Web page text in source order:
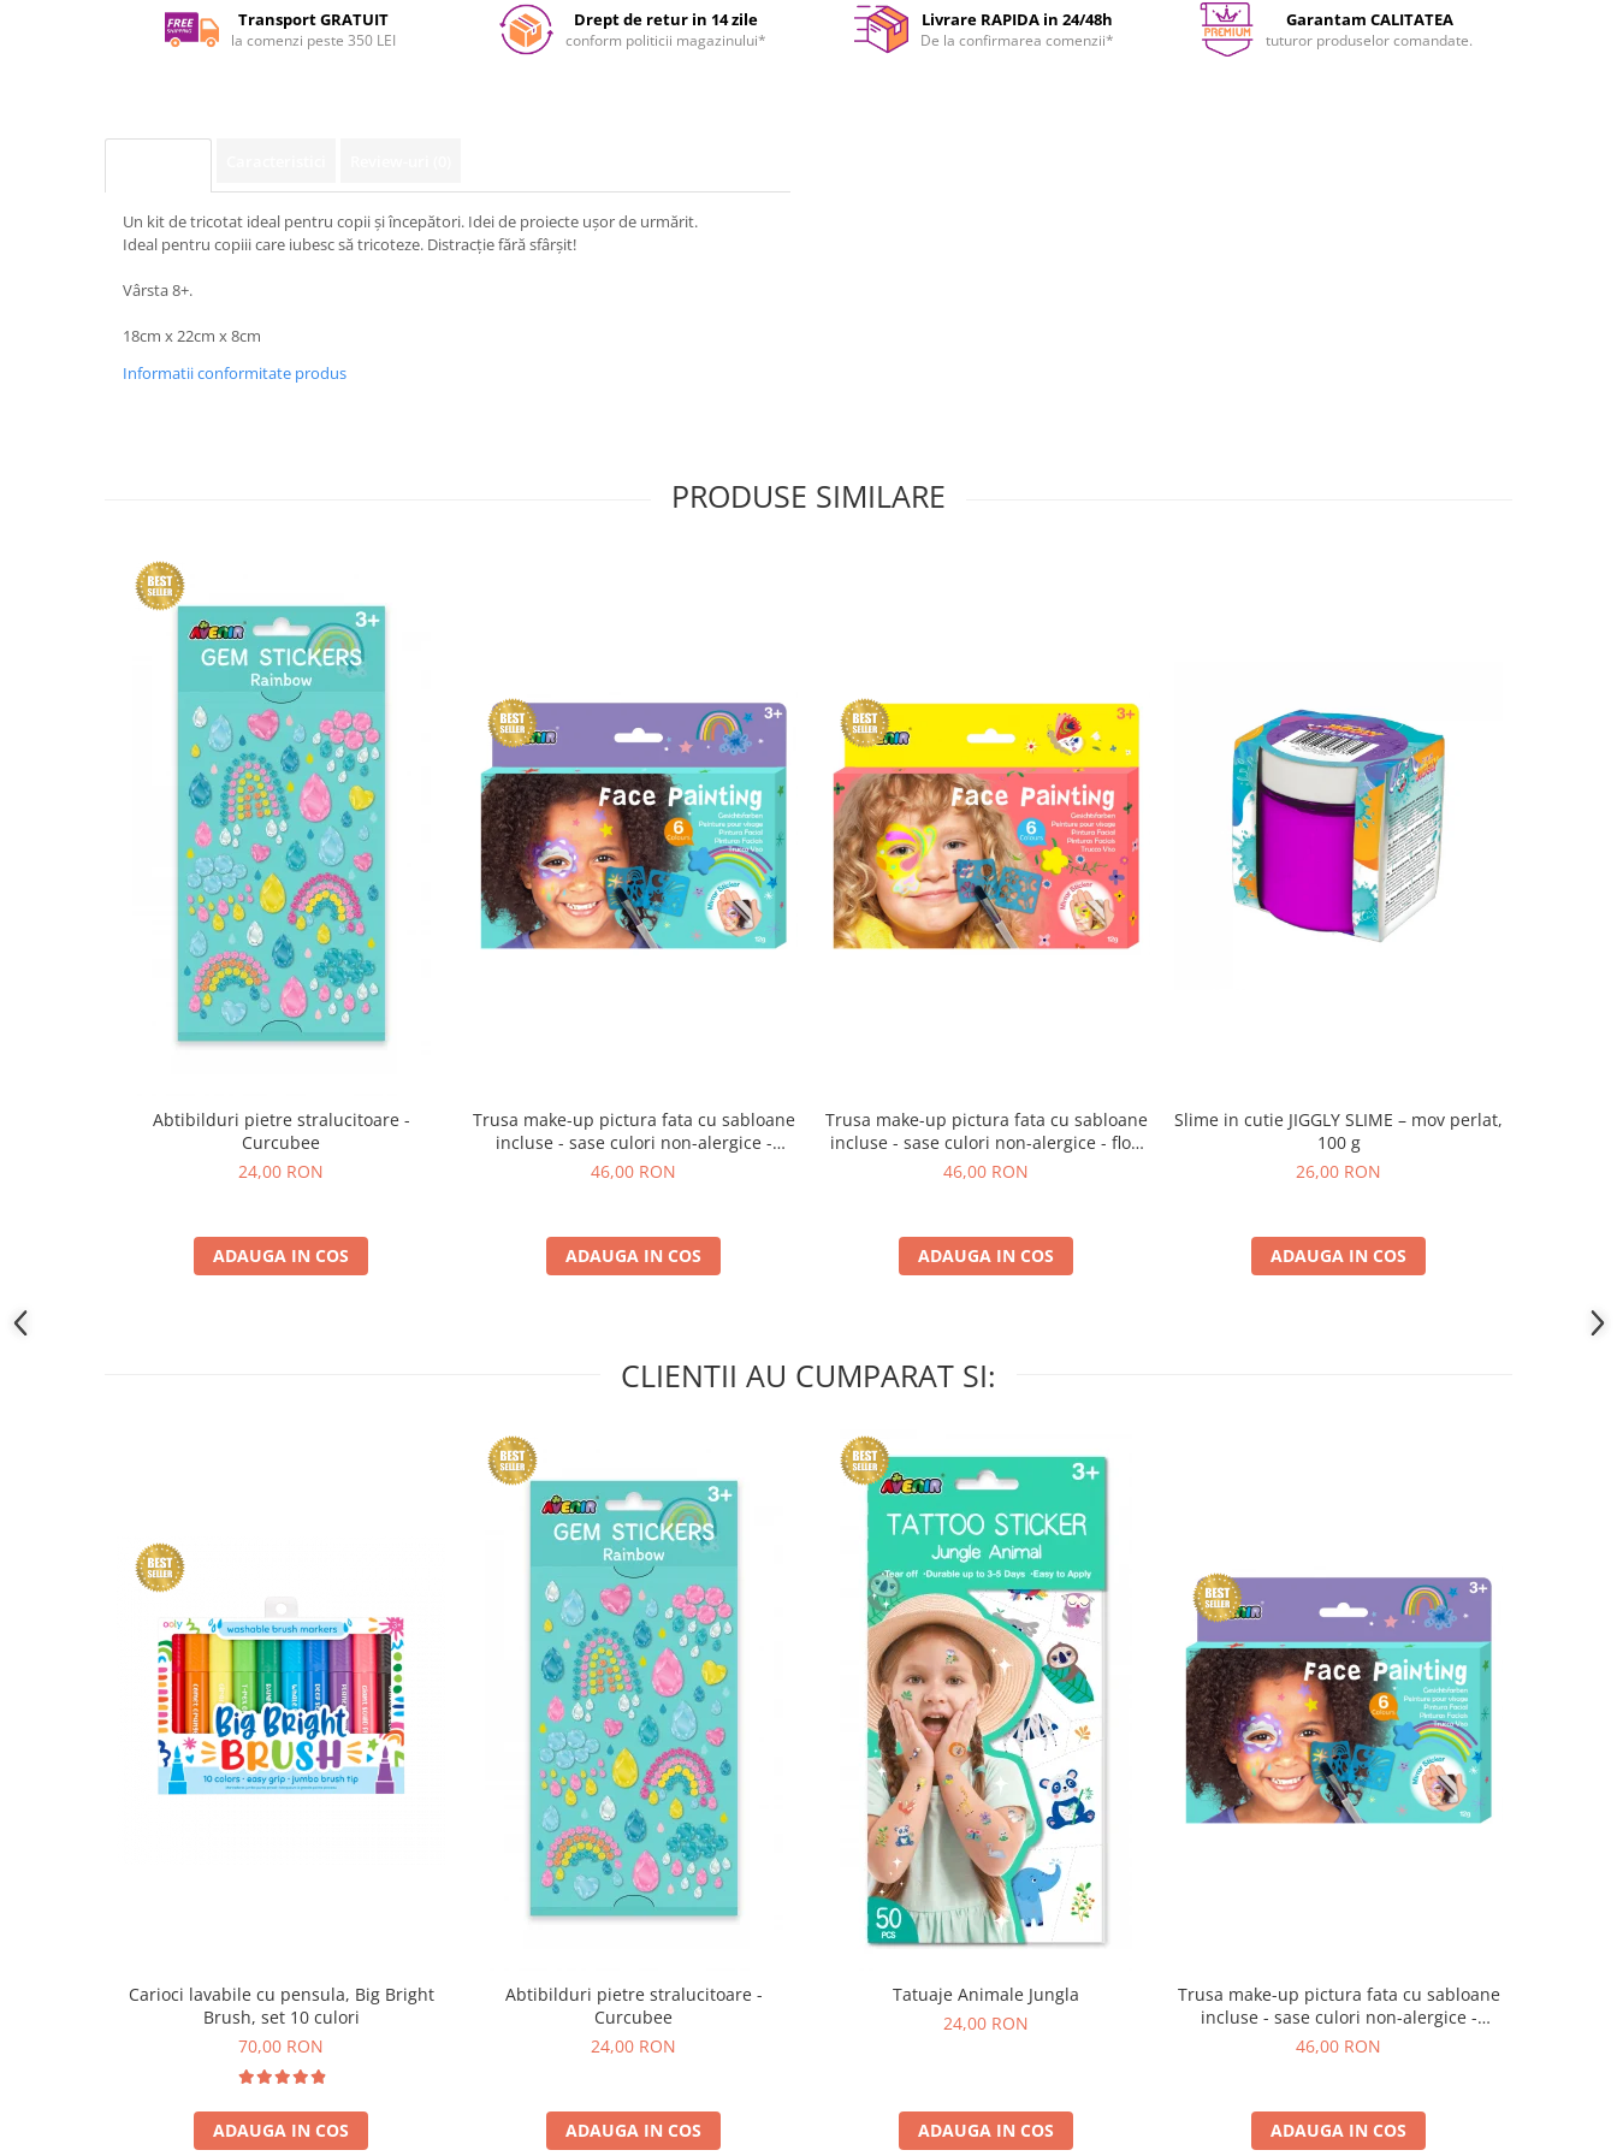
Facebook
Transport GRATUIT
la comenzi peste 350 LEI
Drept de retur in 14 zile
conform politicii magazinului*
Livrare RAPIDA in 24/48h
De la confirmarea comenzii*
Garantam CALITATEA
tuturor produselor comandate.
Un kit de tricotat ideal pentru copii și începători. Idei de proiecte ușor de urmărit.
Ideal pentru copiii care iubesc să tricoteze. Distracție fără sfârșit!
Vârsta 8+.
18cm x 22cm x 8cm
Informatii conformitate produs
PRODUSE SIMILARE
Abtibilduri pietre stralucitoare -
Curcubee
24,00 RON
ADAUGA IN COS
Trusa make-up pictura fata cu sabloane
incluse - sase culori non-alergice -
curcubeu si stele
46,00 RON
ADAUGA IN COS
Trusa make-up pictura fata cu sabloane
incluse - sase culori non-alergice - flori
si fluturi
46,00 RON
ADAUGA IN COS
Slime in cutie JIGGLY SLIME – mov perlat,
100 g
26,00 RON
ADAUGA IN COS
CLIENTII AU CUMPARAT SI:
Carioci lavabile cu pensula, Big Bright
Brush, set 10 culori
70,00 RON
ADAUGA IN COS
Abtibilduri pietre stralucitoare -
Curcubee
24,00 RON
ADAUGA IN COS
Tatuaje Animale Jungla
24,00 RON
ADAUGA IN COS
Trusa make-up pictura fata cu sabloane
incluse - sase culori non-alergice -
curcubeu si stele
46,00 RON
ADAUGA IN COS